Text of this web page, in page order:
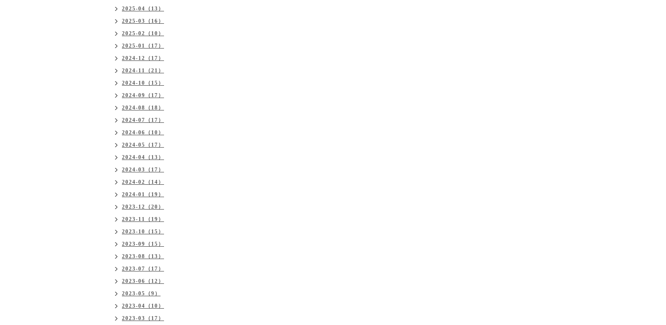
2025-04（13）
2025-03（16）
2025-02（10）
2025-01（17）
2024-12（17）
2024-11（21）
2024-10（15）
2024-09（17）
2024-08（18）
2024-07（17）
2024-06（10）
2024-05（17）
2024-04（13）
2024-03（17）
2024-02（14）
2024-01（19）
2023-12（20）
2023-11（19）
2023-10（15）
2023-09（15）
2023-08（13）
2023-07（17）
2023-06（12）
2023-05（9）
2023-04（10）
2023-03（17）